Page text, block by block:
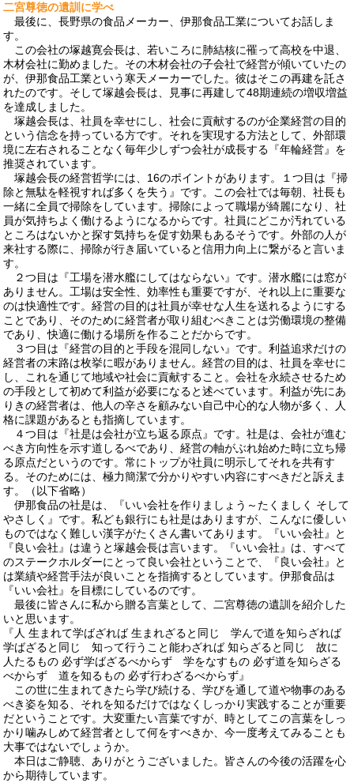
二宮尊徳の遺訓に学べ
最後に、長野県の食品メーカー、伊那食品工業についてお話しま
す。
この会社の塚越寛会長は、若いころに肺結核に罹って高校を中退、
木材会社に勤めました。その木材会社の子会社で経営が傾いていたの
が、伊那食品工業という寒天メーカーでした。彼はそこの再建を託さ
れたのです。そして塚越会長は、見事に再建して48期連続の増収増益
を達成しました。
塚越会長は、社員を幸せにし、社会に貢献するのが企業経営の目的
という信念を持っている方です。それを実現する方法として、外部環
境に左右されることなく毎年少しずつ会社が成長する『年輪経営』を
推奨されています。
塚越会長の経営哲学には、16のポイントがあります。１つ目は『掃
除と無駄を軽視すれば多くを失う』です。この会社では毎朝、社長も
一緒に全員で掃除をしています。掃除によって職場が綺麗になり、社
員が気持ちよく働けるようになるからです。社員にどこか汚れている
ところはないかと探す気持ちを促す効果もあるそうです。外部の人が
来社する際に、掃除が行き届いていると信用力向上に繋がると言いま
す。
２つ目は『工場を潜水艦にしてはならない』です。潜水艦には窓が
ありません。工場は安全性、効率性も重要ですが、それ以上に重要な
のは快適性です。経営の目的は社員が幸せな人生を送れるようにする
ことであり、そのために経営者が取り組むべきことは労働環境の整備
であり、快適に働ける場所を作ることだからです。
３つ目は『経営の目的と手段を混同しない』です。利益追求だけの
経営者の末路は枚挙に暇がありません。経営の目的は、社員を幸せに
し、これを通じて地域や社会に貢献すること。会社を永続させるため
の手段として初めて利益が必要になると述べています。利益が先にあ
りきの経営者は、他人の辛さを顧みない自己中心的な人物が多く、人
格に課題があるとも指摘しています。
４つ目は『社是は会社が立ち返る原点』です。社是は、会社が進む
べき方向性を示す道しるべであり、経営の軸がぶれ始めた時に立ち帰
る原点だというのです。常にトップが社員に明示してそれを共有す
る。そのためには、極力簡潔で分かりやすい内容にすべきだと訴えま
す。（以下省略）
伊那食品の社是は、『いい会社を作りましょう～たくましく そして
やさしく』です。私ども銀行にも社是はありますが、こんなに優しい
ものではなく難しい漢字がたくさん書いてあります。『いい会社』と
『良い会社』は違うと塚越会長は言います。『いい会社』は、すべて
のステークホルダーにとって良い会社ということで、『良い会社』と
は業績や経営手法が良いことを指摘するとしています。伊那食品は
『いい会社』を目標にしているのです。
最後に皆さんに私から贈る言葉として、二宮尊徳の遺訓を紹介した
いと思います。
『人 生まれて学ばざれば 生まれざると同じ 学んで道を知らざれば
学ばざると同じ 知って行うこと能わざれば 知らざると同じ 故に
人たるもの 必ず学ばざるべからず 学をなすもの 必ず道を知らざる
べからず 道を知るもの 必ず行わざるべからず』
この世に生まれてきたら学び続ける、学びを通して道や物事のある
べき姿を知る、それを知るだけではなくしっかり実践することが重要
だということです。大変重たい言葉ですが、時としてこの言葉をしっ
かり噛みしめて経営者として何をすべきか、今一度考えてみることも
大事ではないでしょうか。
本日はご静聴、ありがとうございました。皆さんの今後の活躍を心
から期待しています。